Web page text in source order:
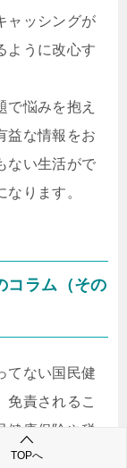
ャッシングが
ように改心す
で悩みを抱え
益な情報をお
ない生活がで
ります。
コラム（その
てない国民健
免責されるこ
健康保険や税
足を運んで相
TOPへ